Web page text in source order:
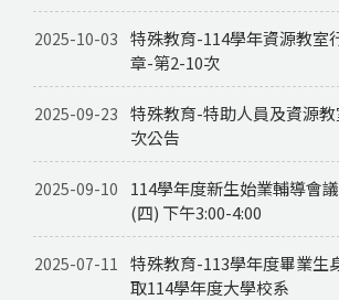
2025-10-03 特殊教育-114學年資源教室
章-第2-10次
2025-09-23 特殊教育-特助人員及資源
次公告
2025-09-10
114學年度新生始業輔導會
(四) 下午3:00-4:00
2025-07-11 特殊教育-113學年度畢業生
取114學年度大學校系